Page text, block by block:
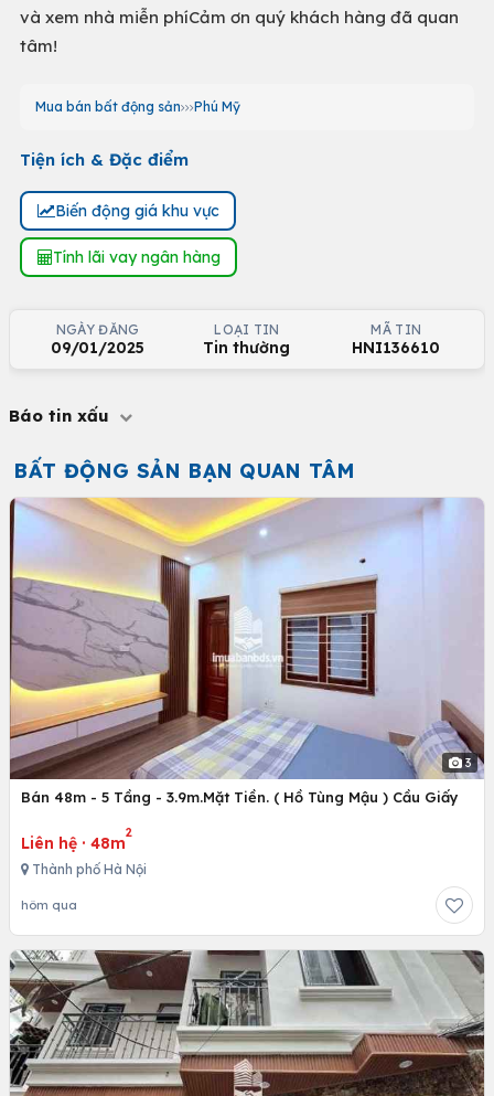
và xem nhà miễn phíCảm ơn quý khách hàng đã quan
tâm!
Mua bán bất động sản Phú Mỹ
Tiện ích & Đặc điểm
Biến động giá khu vực
Tính lãi vay ngân hàng
NGÀY ĐĂNG
09/01/2025
LOẠI TIN
Tin thường
MÃ TIN
HNI136610
Báo tin xấu
BẤT ĐỘNG SẢN BẠN QUAN TÂM
3
Bán 48m - 5 Tầng - 3.9m.Mặt Tiền. ( Hồ Tùng Mậu ) Cầu Giấy
Liên hệ · 48m
2
Thành phố Hà Nội
hôm qua